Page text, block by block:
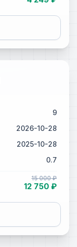
9
2026-10-28
2025-10-28
0.7
15 000 ₽
12 750 ₽